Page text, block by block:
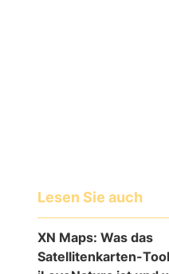
Lesen Sie auch
XN Maps: Was das
Satellitenkarten-